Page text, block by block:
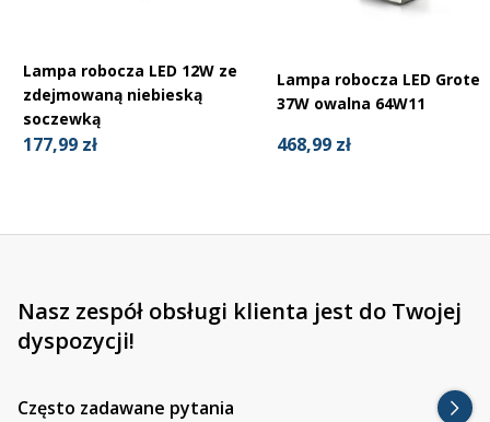
10145
Instalacja adapterów do lamp LED
reflektora oraz bezpieczne działanie całego układu oświetlenia.
luzów, nieprawidłowego ustawienia wiązki światła czy
uszkodzenia elementów reflektora.
Lampa robocza LED 12W ze
zdejmowaną niebieską
soczewką
177,99 zł
Lampa robocza LED Grote
37W owalna 64W11
468,99 zł
Nasz zespół obsługi klienta jest do Twojej
dyspozycji!
Często zadawane pytania